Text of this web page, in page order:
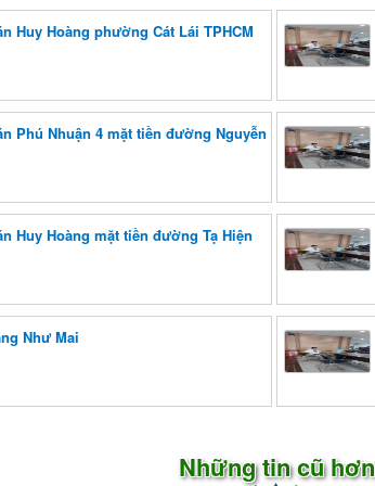
Huy Hoàng phường Cát Lái TPHCM
Phú Nhuận 4 mặt tiền đường Nguyễn
Huy Hoàng mặt tiền đường Tạ Hiện
Như Mai
Những tin cũ hơn